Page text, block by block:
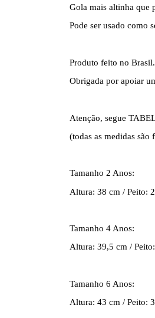
Gola mais altinha que
Pode ser usado como
Produto feito no Brasil.
Obrigada por apoiar
Atenção, segue
(todas as medidas são
Tamanho 2 Anos:
Altura: 38 cm / Peito:
Tamanho 4 Anos:
Altura: 39,5 cm /
Tamanho 6 Anos:
Altura: 43 cm / Peito: